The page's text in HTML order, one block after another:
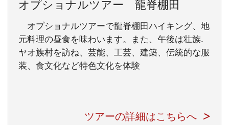
オプショナルツアー 龍脊棚田
オプショナルツアーで龍脊棚田ハイキング、地
元料理の昼食を味わいます。また、午後は壮族.
ヤオ族村を訪ね、芸能、工芸、建築、伝統的な服
装、食文化など特色文化を体験
ツアーの詳細はこちらへ